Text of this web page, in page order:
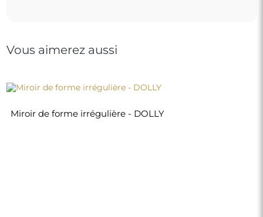
Vous aimerez aussi
Miroir de forme irrégulière - DOLLY